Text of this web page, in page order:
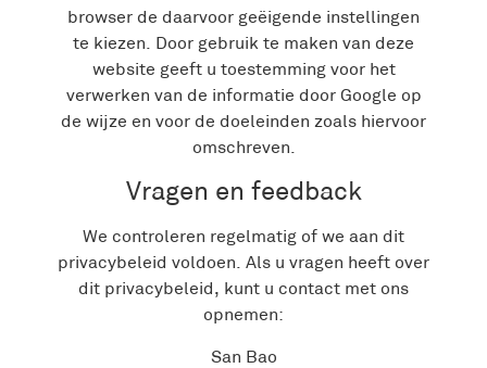
browser de daarvoor geëigende instellingen
te kiezen. Door gebruik te maken van deze
website geeft u toestemming voor het
verwerken van de informatie door Google op
de wijze en voor de doeleinden zoals hiervoor
omschreven.
Vragen en feedback
We controleren regelmatig of we aan dit
privacybeleid voldoen. Als u vragen heeft over
dit privacybeleid, kunt u contact met ons
opnemen:
San Bao